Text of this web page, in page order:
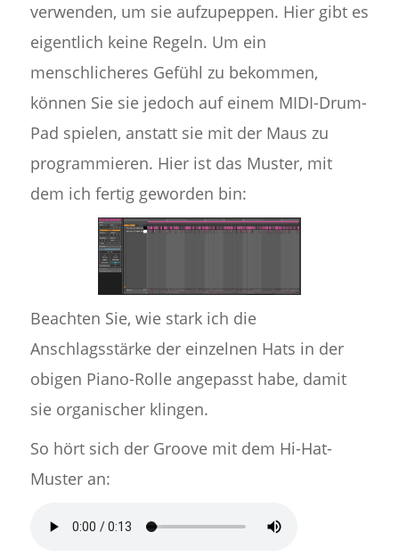
verwenden, um sie aufzupeppen. Hier gibt es
eigentlich keine Regeln. Um ein
menschlicheres Gefühl zu bekommen,
können Sie sie jedoch auf einem MIDI-Drum-
Pad spielen, anstatt sie mit der Maus zu
programmieren. Hier ist das Muster, mit
dem ich fertig geworden bin:
Beachten Sie, wie stark ich die
Anschlagsstärke der einzelnen Hats in der
obigen Piano-Rolle angepasst habe, damit
sie organischer klingen.
So hört sich der Groove mit dem Hi-Hat-
Muster an: